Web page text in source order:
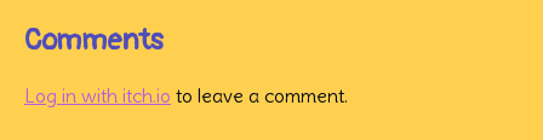
Comments
Log in with itch.io to leave a comment.